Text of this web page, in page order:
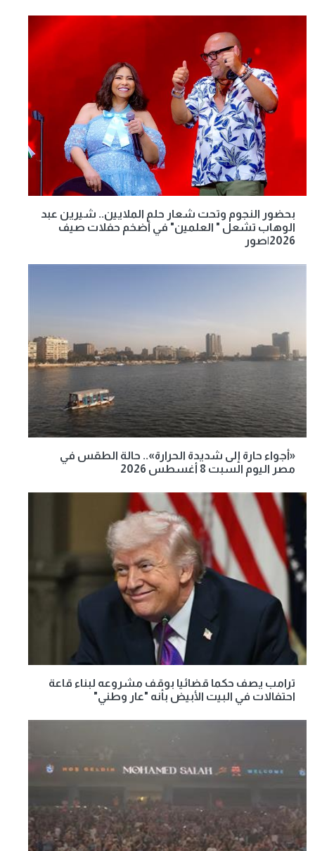
بحضور النجوم وتحت شعار حلم الملايين.. شيرين عبد
الوهاب تشعل " العلمين" في أضخم حفلات صيف
2026|صور
«أجواء حارة إلى شديدة الحرارة».. حالة الطقس في
مصر اليوم السبت 8 أغسطس 2026
ترامب يصف حكما قضائيا بوقف مشروعه لبناء قاعة
احتفالات في البيت الأبيض بأنه "عار وطني"